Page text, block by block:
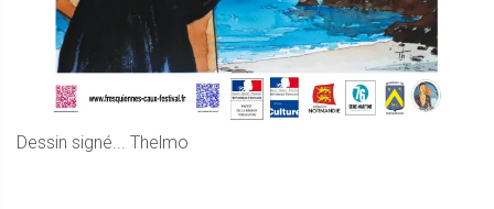
Dessin signé... Thelmo